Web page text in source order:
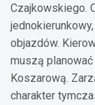
Czajkowskiego.
objazdów.
muszą
Koszarową.
charakter